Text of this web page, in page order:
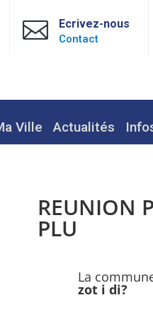
 Ecrivez-nous
Contact
Ville Actualités
REUNION
PLU
La
zot i di?